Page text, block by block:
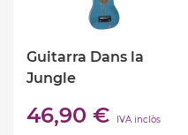
Guitarra Dans la
Jungle
46,90 € IVA inclòs